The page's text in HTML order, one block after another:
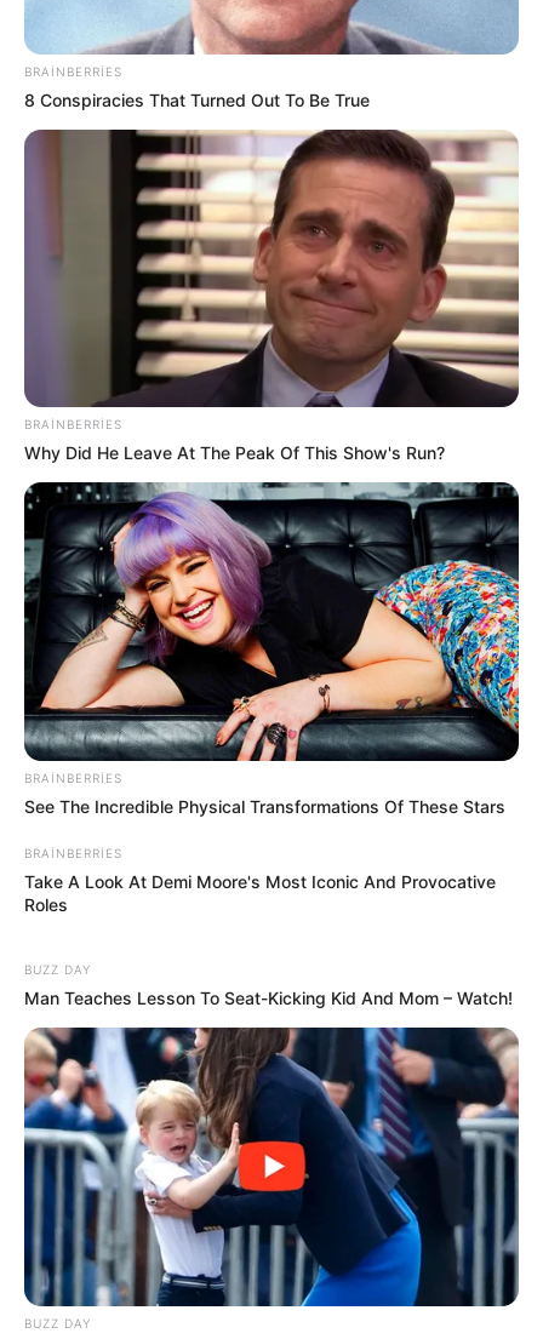
Stressin bədəninizdə yaratdığıgizli
təhlükələr
46
23:07 / 06 Avqust 2026
müalicəsi harada aparılır?-Rəsmi
Açıqlama
62 0
23:05 / 06 Avqust 2026 DÜNYA
Hörmüz boğazı ilə bağlı razılaşmanın
59 0 0
22:49 / 06 Avqust 2026
BRAINBERRIES
8 Conspiracies That Turned Out To Be True
BRAINBERRIES
Why Did He Leave At The Peak Of This Show's Run?
BRAINBERRIES
See The Incredible Physical Transformations Of These Stars
BRAINBERRIES
Take A Look At Demi Moore's Most Iconic And Provocative
Roles
BUZZ DAY
Man Teaches Lesson To Seat-Kicking Kid And Mom – Watch!
BUZZ DAY